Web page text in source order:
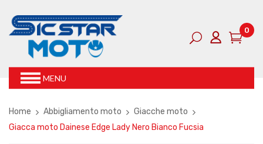
0
MENU
Home Abbigliamento moto
Giacche moto
Giacca moto Dainese Edge Lady Nero Bianco Fucsia